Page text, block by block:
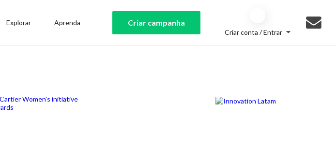
Explorar Aprenda Criar campanha
Criar conta / Entrar